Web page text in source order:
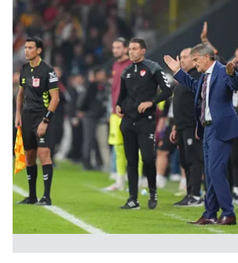
6698 sayılı Kişisel Verilerin Korunması
hazırlanmış Aydınlatma Metnimizi
ilgili mevzuata uygun olarak kullanılan
almak için lütfen
tıklayınız.